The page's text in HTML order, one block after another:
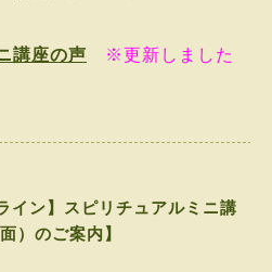
講座の声 ※更新しました
イン】スピリチュアルミニ講
）のご案内】